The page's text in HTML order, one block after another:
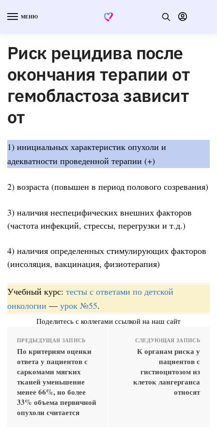
МЕНЮ
Риск рецидива после
окончания терапии от
гемобластоза зависит
от
1) инициальных характеристик опухоли и
адекватности проведенной терапии (+)
2) возраста (повышен в период полового созревания)
3) наличия неспецифических внешних факторов
(частота инфекций, стрессы, перегрузки и т.д.)
4) наличия определенных стимулирующих факторов
(инсоляция, вакцинация, физиотерапия)
Учебный курс: тесты с ответами по детской
онкологии — урок №55.
Поделитесь с коллегами ссылкой на наш сайт
ПРЕДЫДУЩАЯ ЗАПИСЬ
По критериям оценки
ответа у пациентов с
саркомами мягких
тканей уменьшение
менее 66%, но более
33% объема первичной
опухоли считается
СЛЕДУЮЩАЯ ЗАПИСЬ
К органам риска у
пациентов с
гистиоцитозом из
клеток лангерганса
относят